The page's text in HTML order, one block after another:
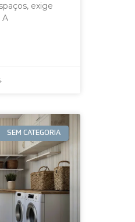
exige
A
SEM CATEGORIA